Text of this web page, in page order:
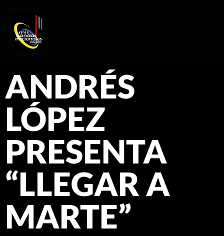
ANDRÉS
LÓPEZ
PRESENTA
“LLEGAR A
MARTE”